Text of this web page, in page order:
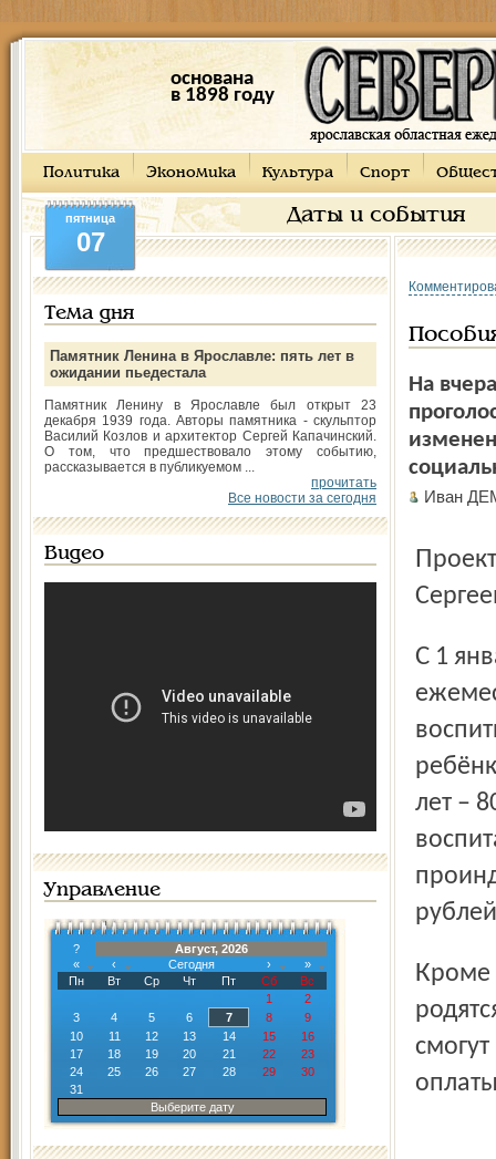
основана
в 1898 году
Политика Экономика Культура Спорт
Даты и события
пятница
07
Тема дня
Памятник Ленина в Ярославле: пять лет в
ожидании пьедестала
Памятник Ленину в Ярославле был открыт 23
декабря 1939 года. Авторы памятника - скульптор
Василий Козлов и архитектор Сергей Капачинский.
О том, что предшествовало этому событию,
рассказывается в публикуемом ...
прочитать
Все новости за сегодня
Видео
Управление
?
Август, 2026
«
‹ Сегодня ›
»
Пн
Вт Ср Чт Пт Сб
Вс
1
2
3
4 5 6 7 8
9
10
11 12 13 14 15
16
17
18 19 20 21 22
23
24
25 26 27 28 29
30
31
Выберите дату
На
Иван
Проект закона внесён на рассмотрение губернатором
С 1 января 2013 года будут проиндексированы
лет –
Кроме этого семьи, в которых третий и последующие дети